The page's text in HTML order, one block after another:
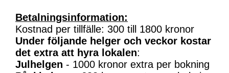
Betalningsinformation:
Kostnad per tillfälle: 300 till 1800 kronor
Under följande helger och veckor kostar
det extra att hyra lokalen:
Julhelgen - 1000 kronor extra per bokning